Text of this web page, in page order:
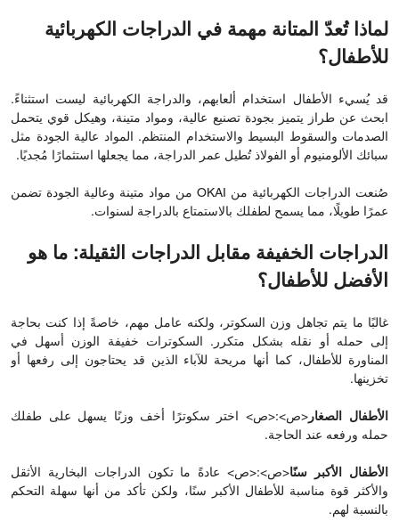
لماذا تُعدّ المتانة مهمة في الدراجات الكهربائية
للأطفال؟
قد يُسيء الأطفال استخدام ألعابهم، والدراجة الكهربائية ليست استثناءً.
ابحث عن طراز يتميز بجودة تصنيع عالية، ومواد متينة، وهيكل قوي يتحمل
الصدمات والسقوط البسيط والاستخدام المنتظم. المواد عالية الجودة مثل
سبائك الألومنيوم أو الفولاذ تُطيل عمر الدراجة، مما يجعلها استثمارًا مُجديًا.
صُنعت الدراجات الكهربائية من OKAI من مواد متينة وعالية الجودة تضمن
عمرًا طويلًا، مما يسمح لطفلك بالاستمتاع بالدراجة لسنوات.
الدراجات الخفيفة مقابل الدراجات الثقيلة: ما هو
الأفضل للأطفال؟
غالبًا ما يتم تجاهل وزن السكوتر، ولكنه عامل مهم، خاصةً إذا كنت بحاجة
إلى حمله أو نقله بشكل متكرر. السكوترات خفيفة الوزن أسهل في
المناورة للأطفال، كما أنها مريحة للآباء الذين قد يحتاجون إلى رفعها أو
تخزينها.
الأطفال الصغار <ص>:<ص> اختر سكوترًا أخف وزنًا يسهل على طفلك
حمله ورفعه عند الحاجة.
الأطفال الأكبر سنًا<ص>:<ص> عادةً ما تكون الدراجات البخارية الأثقل
والأكثر قوة مناسبة للأطفال الأكبر سنًا، ولكن تأكد من أنها سهلة التحكم
بالنسبة لهم.